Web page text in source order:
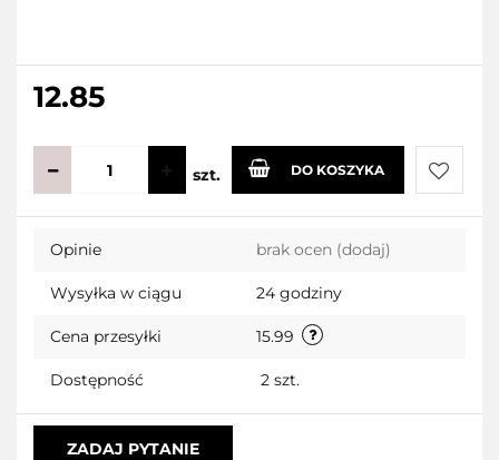
12.85
szt. DO KOSZYKA
Do
Opinie brak ocen (dodaj)
Wysyłka w ciągu 24 godziny
Cena przesyłki 15.99
Dostępność 2 szt.
ZADAJ PYTANIE